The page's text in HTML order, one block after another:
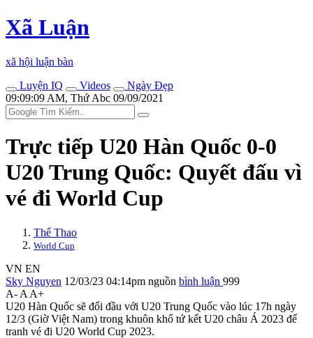
Xã Luận
xã hội luận bàn
Luyện IQ
Videos
Ngày Đẹp
09:09:09 AM, Thứ Abc 09/09/2021
Trực tiếp U20 Hàn Quốc 0-0
U20 Trung Quốc: Quyết đấu vì
vé đi World Cup
Thể Thao
World Cup
VN EN
Sky Nguyen 12/03/23 04:14pm nguồn bình luận 999
A- A A+
U20 Hàn Quốc sẽ đối đầu với U20 Trung Quốc vào lúc 17h ngày
12/3 (Giờ Việt Nam) trong khuôn khổ tứ kết U20 châu Á 2023 để
tranh vé đi U20 World Cup 2023.